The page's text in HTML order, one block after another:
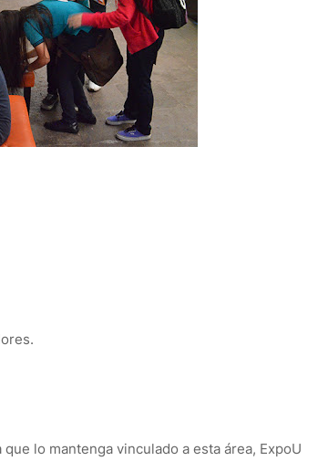
lo mantenga vinculado a esta área, ExpoU